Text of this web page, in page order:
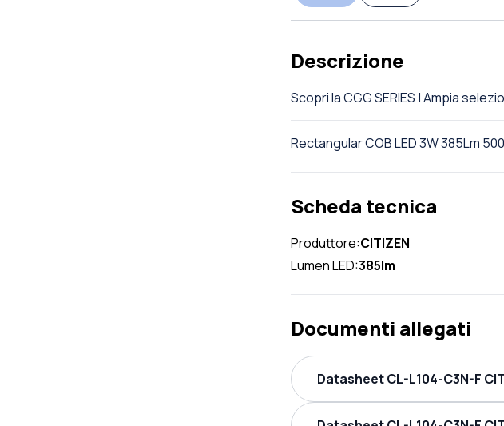
Descrizione
Scopri la CGG SERIES | Ampia
Rectangular COB LED 3W 385Lm
Scheda tecnica
Produttore:CITIZEN
Lumen LED:385lm
Documenti allegati
Datasheet CL-L104-C3N-F